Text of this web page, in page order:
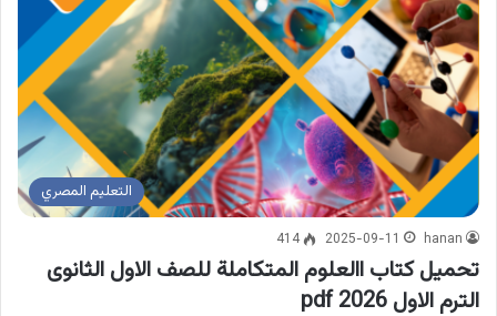
التعليم المصري
hanan
2025-09-11
414
تحميل كتاب االعلوم المتكاملة للصف الاول الثانوى
الترم الاول 2026 pdf